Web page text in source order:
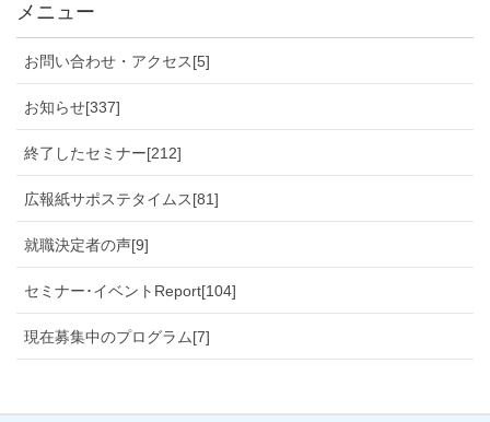
メニュー
お問い合わせ・アクセス[5]
お知らせ[337]
終了したセミナー[212]
広報紙サポステタイムス[81]
就職決定者の声[9]
セミナー･イベントReport[104]
現在募集中のプログラム[7]